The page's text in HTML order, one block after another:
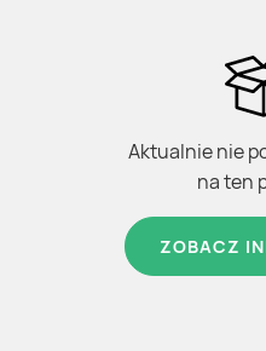
Aktualnie nie
na ten
ZOBACZ